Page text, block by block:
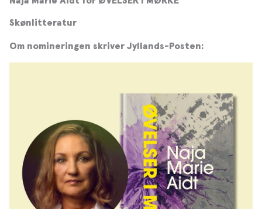
Skønlitteratur
Om nomineringen skriver Jyllands-Posten: